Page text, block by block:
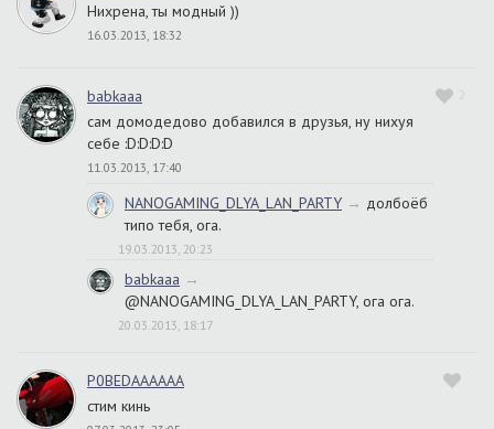
Нихрена, ты модный ))
16.03.2013, 18:32
2
babkaaa
сам домодедово добавился в друзья, ну нихуя
себе :D:D:D:D
11.03.2013, 17:40
NANOGAMING_DLYA_LAN_PARTY → долбоёб
типо тебя, ога.
19.03.2013, 20:23
babkaaa →
@NANOGAMING_DLYA_LAN_PARTY, ога ога.
20.03.2013, 18:17
P0BEDAAAAAA
cтим кинь